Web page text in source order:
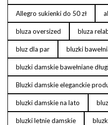
Allegro sukienki do 50 zł
bluza oversized bluza
bluz dla par bluzki
bluzki damskie bawełniane
Bluzki damskie eleganckie
bluzki damskie na lato
bluzki letnie damskie